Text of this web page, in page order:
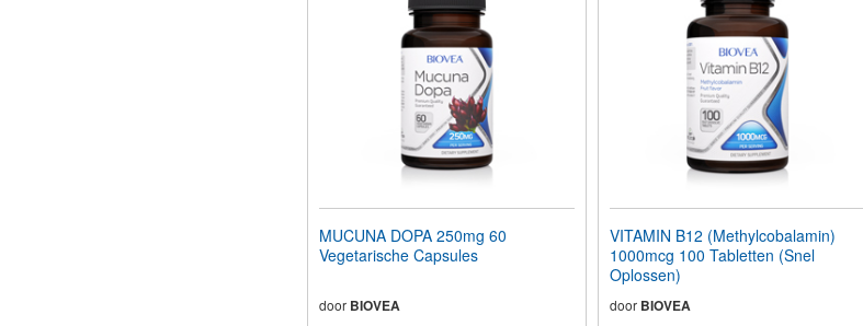
MUCUNA DOPA 250mg 60
Vegetarische Capsules
door BIOVEA
VITAMIN B12 (Methylcobalamin)
1000mcg 100 Tabletten (Snel
Oplossen)
door BIOVEA